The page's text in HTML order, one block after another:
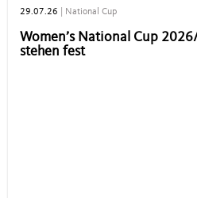
29.07.26 National Cup
Women’s National Cup
stehen fest